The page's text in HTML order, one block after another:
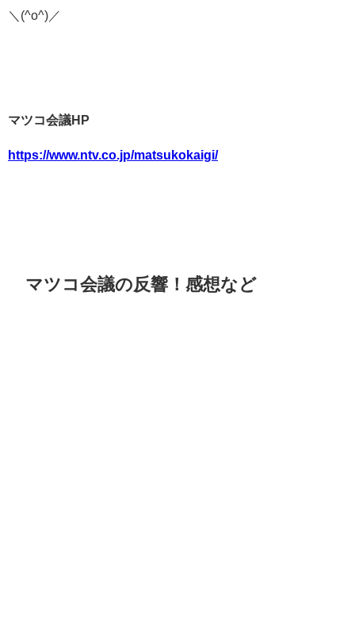
＼(^o^)／
マツコ会議HP
https://www.ntv.co.jp/matsukokaigi/
マツコ会議の反響！感想など